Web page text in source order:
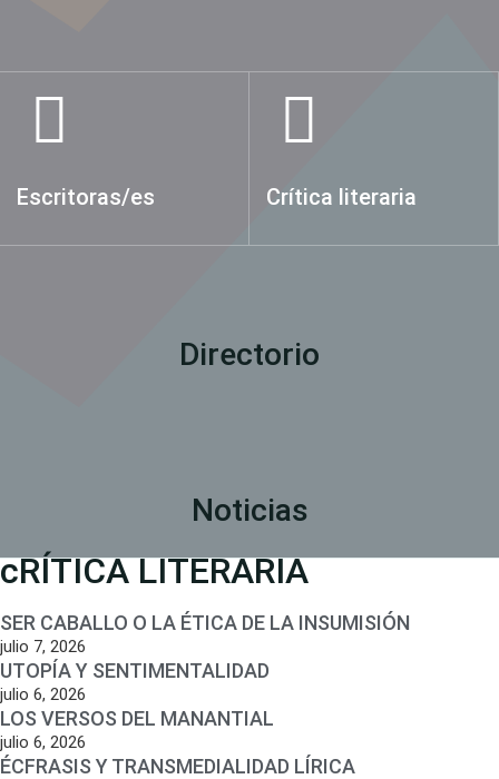
Escritoras/es Crítica literaria
Directorio
Noticias
cRÍTICA LITERARIA
SER CABALLO O LA ÉTICA DE LA INSUMISIÓN
julio 7, 2026
UTOPÍA Y SENTIMENTALIDAD
julio 6, 2026
LOS VERSOS DEL MANANTIAL
julio 6, 2026
ÉCFRASIS Y TRANSMEDIALIDAD LÍRICA